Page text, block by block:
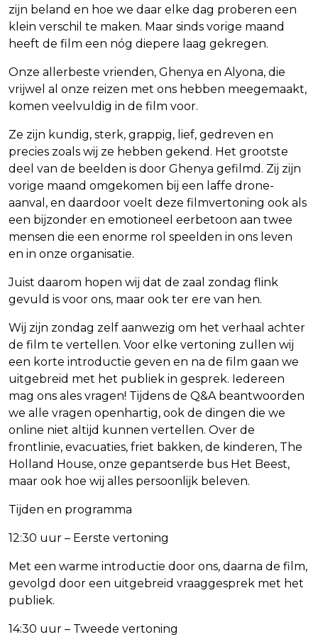
zijn beland en hoe we daar elke dag proberen een
klein verschil te maken. Maar sinds vorige maand
heeft de film een nóg diepere laag gekregen.
Onze allerbeste vrienden, Ghenya en Alyona, die
vrijwel al onze reizen met ons hebben meegemaakt,
komen veelvuldig in de film voor.
Ze zijn kundig, sterk, grappig, lief, gedreven en
precies zoals wij ze hebben gekend. Het grootste
deel van de beelden is door Ghenya gefilmd. Zij zijn
vorige maand omgekomen bij een laffe drone-
aanval, en daardoor voelt deze filmvertoning ook als
een bijzonder en emotioneel eerbetoon aan twee
mensen die een enorme rol speelden in ons leven
en in onze organisatie.
Juist daarom hopen wij dat de zaal zondag flink
gevuld is voor ons, maar ook ter ere van hen.
Wij zijn zondag zelf aanwezig om het verhaal achter
de film te vertellen. Voor elke vertoning zullen wij
een korte introductie geven en na de film gaan we
uitgebreid met het publiek in gesprek. Iedereen
mag ons ales vragen! Tijdens de Q&A beantwoorden
we alle vragen openhartig, ook de dingen die we
online niet altijd kunnen vertellen. Over de
frontlinie, evacuaties, friet bakken, de kinderen, The
Holland House, onze gepantserde bus Het Beest,
maar ook hoe wij alles persoonlijk beleven.
Tijden en programma
12:30 uur – Eerste vertoning
Met een warme introductie door ons, daarna de film,
gevolgd door een uitgebreid vraaggesprek met het
publiek.
14:30 uur – Tweede vertoning